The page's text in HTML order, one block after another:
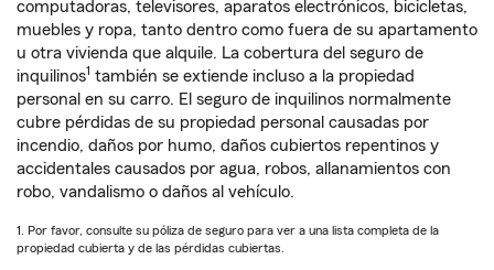
computadoras, televisores, aparatos electrónicos, bicicletas,
muebles y ropa, tanto dentro como fuera de su apartamento
u otra vivienda que alquile. La cobertura del seguro de
inquilinos1 también se extiende incluso a la propiedad
personal en su carro. El seguro de inquilinos normalmente
cubre pérdidas de su propiedad personal causadas por
incendio, daños por humo, daños cubiertos repentinos y
accidentales causados por agua, robos, allanamientos con
robo, vandalismo o daños al vehículo.
1. Por favor, consulte su póliza de seguro para ver a una lista completa de la
propiedad cubierta y de las pérdidas cubiertas.